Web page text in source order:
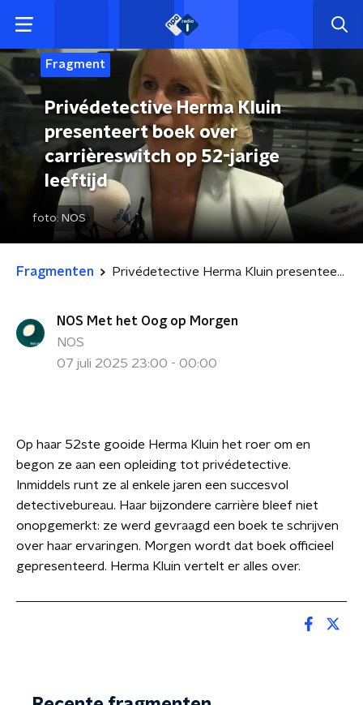
Fragment
Privédetective Herma Kluin
presenteert boek over
carrièreswitch op 52-jarige
leeftijd
foto: NOS
Fragmenten Privédetective Herma Kluin presenteert boek over carrièreswitch op 52-jarige leeftijd
NOS Met het Oog op Morgen
NOS
07 juli 2025 23:00 - 00:00
Op haar 52ste gooide Herma Kluin het roer om en
begon ze aan een opleiding tot privédetective.
Inmiddels runt ze al enkele jaren een succesvol
detectivebureau. Haar bijzondere carrière bleef niet
onopgemerkt: ze werd gevraagd een boek te schrijven
over haar ervaringen. Morgen wordt dat boek officieel
gepresenteerd. Herma Kluin vertelt er alles over.